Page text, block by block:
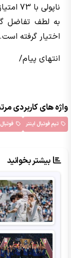
به لطف تفاضل
اختیار گرفته است.
انتهای پیام/
واژه های کاربردی
تیم فوتبال اینتر فوتبال
بیشتر بخوانید